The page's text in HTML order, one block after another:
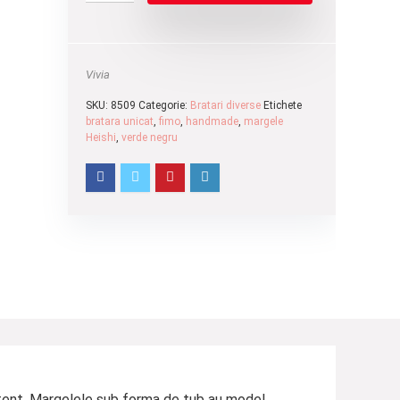
Vivia
SKU: 8509 Categorie: Bratari diverse Etichete
bratara unicat, fimo, handmade, margele
Heishi, verde negru